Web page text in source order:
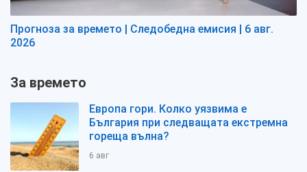
Прогноза за времето | Следобедна емисия | 6 авг.
2026
За времето
Европа гори. Колко уязвима е
България при следващата екстремна
гореща вълна?
6 авг